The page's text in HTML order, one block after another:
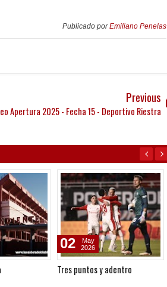
Publicado porEmiliano Penelas
Previous
Apertura 2025 - Fecha 15 - Deportivo Riestra
Tres puntos y adentro
02
May
2026